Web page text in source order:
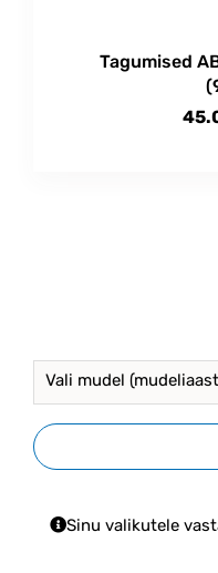
Tagumised
Vali mudel
Sinu valikutele